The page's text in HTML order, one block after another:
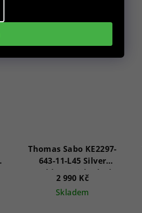
Do košíku
Thomas Sabo KE2297-
643-11-L45 Silver
Necklace With Black
Heart Pendant Heart
Romance
2 990 Kč
Skladem